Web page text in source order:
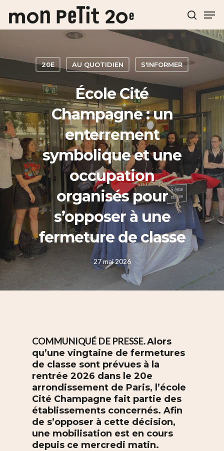
Hit enter to search or ESC to close
20E AU QUOTIDIEN S'INFORMER
École Cité
Champagne : un
enterrement
symbolique et une
occupation
organisés pour
s’opposer à une
fermeture de classe
27 mai 2026
COMMUNIQUÉ DE PRESSE.Alors
qu’une vingtaine de fermetures
de classe sont prévues à la
rentrée 2026 dans le 20e
arrondissement de Paris, l’école
Cité Champagne fait partie des
établissements concernés. Afin
de s’opposer à cette décision,
une mobilisation est en cours
depuis ce mercredi matin.